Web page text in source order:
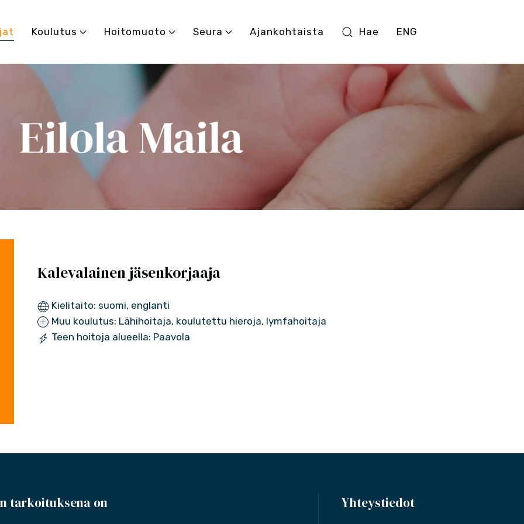
Koulutus Hoitomuoto Seura Ajankohtaista Hae ENG
Eilola Maila
Kalevalainen jäsenkorjaaja
Kielitaito: suomi, englanti
Muu koulutus: Lähihoitaja, koulutettu hieroja, lymfahoitaja
Teen hoitoja alueella: Paavola
tarkoituksena on Yhteystiedot